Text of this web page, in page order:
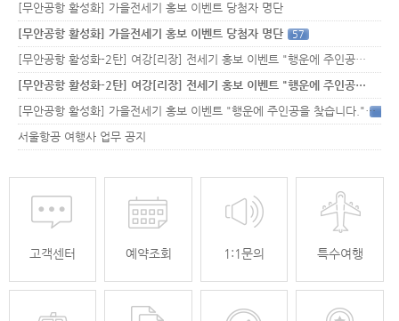
[무안공항 활성화] 가을전세기 홍보 이벤트 당첨자 명단
[무안공항 활성화] 가을전세기 홍보 이벤트 당첨자 명단
57
[무안공항 활성화-2탄] 여강[리장] 전세기 홍보 이벤트 "행운에 주인공…
[무안공항 활성화-2탄] 여강[리장] 전세기 홍보 이벤트 "행운에 주인공…
[무안공항 활성화] 가을전세기 홍보 이벤트 "행운에 주인공을 찾습니다."33
서울항공 여행사 업무 공지
고객센터 예약조회 1:1문의 특수여행